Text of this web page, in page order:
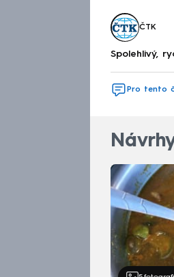
ČTK
Spolehlivý,
Pro tento